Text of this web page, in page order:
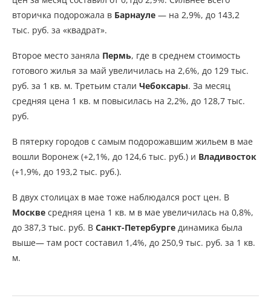
вторичка подорожала в Барнауле — на 2,9%, до 143,2
тыс. руб. за «квадрат».
Второе место заняла Пермь, где в среднем стоимость
готового жилья за май увеличилась на 2,6%, до 129 тыс.
руб. за 1 кв. м. Третьим стали Чебоксары. За месяц
средняя цена 1 кв. м повысилась на 2,2%, до 128,7 тыс.
руб.
В пятерку городов с самым подорожавшим жильем в мае
вошли Воронеж (+2,1%, до 124,6 тыс. руб.) и Владивосток
(+1,9%, до 193,2 тыс. руб.).
В двух столицах в мае тоже наблюдался рост цен. В
Москве средняя цена 1 кв. м в мае увеличилась на 0,8%,
до 387,3 тыс. руб. В Санкт-Петербурге динамика была
выше— там рост составил 1,4%, до 250,9 тыс. руб. за 1 кв.
м.